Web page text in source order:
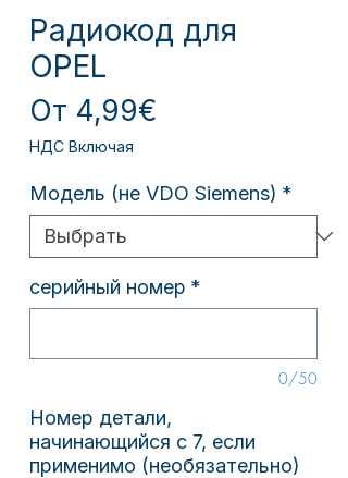
Радиокод для
OPEL
От 4,99€
НДС Включая
Модель (не VDO Siemens) *
серийный номер *
0/50
Номер детали,
начинающийся с 7, если
применимо (необязательно)